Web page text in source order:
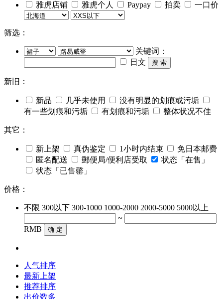
雅虎店铺 雅虎个人 Paypay 拍卖 一口价
筛选：
关键词：
日文
搜 索
新旧：
新品 几乎未使用
没有明显的划痕或污垢
有一些划痕和污垢
有划痕和污垢 整体状况不佳
其它：
新上架 真伪鉴定 1小时内结束
免日本邮费
匿名配送
郵便局/便利店受取
状态「在售」
状态「已售罄」
价格：
不限 300以下 300-1000 1000-2000 2000-5000 5000以上
~
RMB
确 定
人气排序
最新上架
推荐排序
出价数多